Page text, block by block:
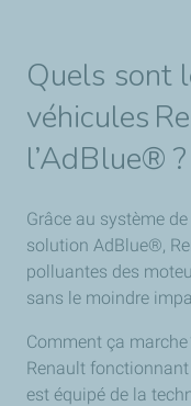
Quels sont
véhicules
l’AdBlue® ?
Grâce au système
solution AdBlue®,
polluantes des
sans le moindre
Comment ça
Renault fonctionnant
est équipé de la